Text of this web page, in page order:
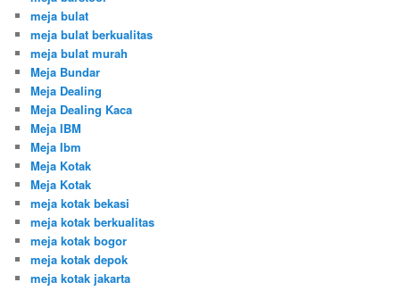
meja bulat
meja bulat berkualitas
meja bulat murah
Meja Bundar
Meja Dealing
Meja Dealing Kaca
Meja IBM
Meja Ibm
Meja Kotak
Meja Kotak
meja kotak bekasi
meja kotak berkualitas
meja kotak bogor
meja kotak depok
meja kotak jakarta